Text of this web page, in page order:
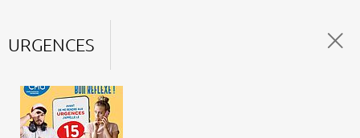
URGENCES